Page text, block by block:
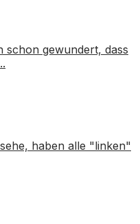
schon gewundert, dass
haben alle "linken"